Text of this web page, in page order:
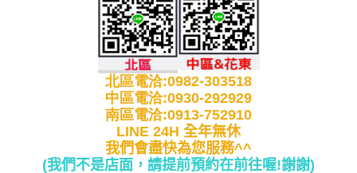
北區電洽:0982-303518
中區電洽:0930-292929
南區電洽:0913-752910
LINE 24H 全年無休
我們會盡快為您服務^^
(我們不是店面，請提前預約在前往喔!謝謝)